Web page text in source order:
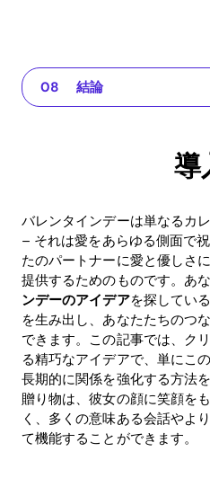
導入
The app for your
パーソナルギフトの重
バレンタインデーのクリ
愛のケアのための
リターン：バレンタイン
よくある質問 (FAQ)
結論
導
バレンタインデーは単なるカ
– それは愛をあらゆる側面で
たのパートナーに愛と優しさ
提供するためのものです。あ
ンデーのアイデアを探してい
を生み出し、あなたたちのつ
できます。この記事では、ク
る精巧なアイデアで、単にこ
長期的に関係を強化する方法
贈り物は、彼女の顔に笑顔を
く、多くの意味ある会話やよ
て機能することができます。